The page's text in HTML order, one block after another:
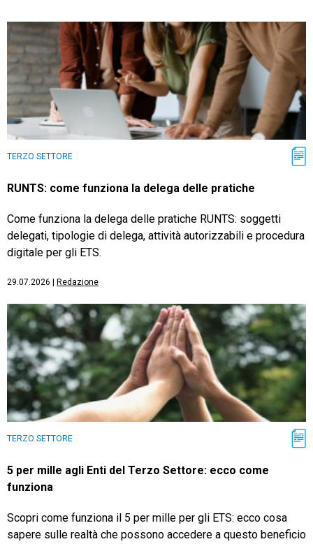
TERZO SETTORE
RUNTS: come funziona la delega delle pratiche
Come funziona la delega delle pratiche RUNTS: soggetti
delegati, tipologie di delega, attività autorizzabili e procedura
digitale per gli ETS.
29.07.2026 Redazione
TERZO SETTORE
5 per mille agli Enti del Terzo Settore: ecco come
funziona
Scopri come funziona il 5 per mille per gli ETS: ecco cosa
sapere sulle realtà che possono accedere a questo beneficio